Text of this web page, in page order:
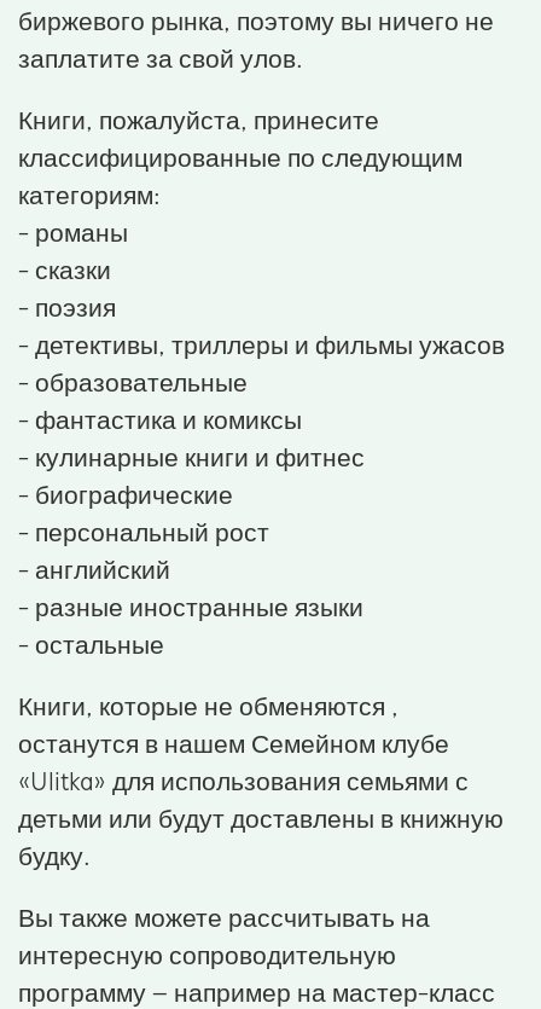
биржевого рынка, поэтому вы ничего не
заплатите за свой улов.
Книги, пожалуйста, принесите
классифицированные по следующим
категориям:
- романы
- сказки
- поэзия
- детективы, триллеры и фильмы ужасов
- образовательные
- фантастика и комиксы
- кулинарные книги и фитнес
- биографические
- персональный рост
- английский
- разные иностранные языки
- остальные
Книги, которые не обменяются ,
останутся в нашем Семейном клубе
«Ulitka» для использования семьями с
детьми или будут доставлены в книжную
будку.
Вы также можете рассчитывать на
интересную сопроводительную
программу – например на мастер-класс